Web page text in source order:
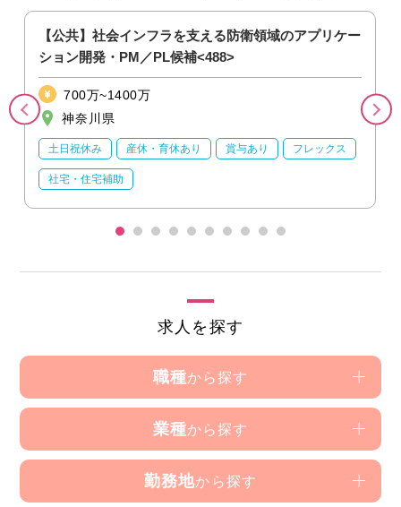
【公共】社会インフラを支える防衛領域のアプリケー
ション開発・PM／PL候補<488>
700万~1400万
神奈川県
土日祝休み 産休・育休あり 賞与あり フレックス
社宅・住宅補助
求人を探す
職種から探す
業種から探す
勤務地から探す